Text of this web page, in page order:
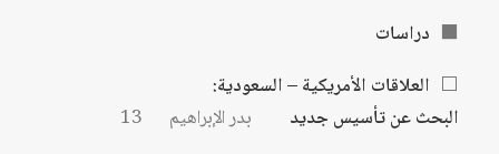
⬛ دراسات
⬜ العلاقات الأمريكية – السعودية:
البحث عن تأسيس جديد بدر الإبراهيم 13